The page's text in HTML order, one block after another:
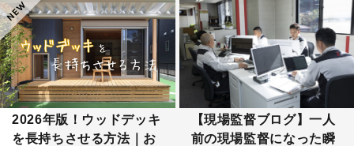
2026年版！ウッドデッキ
を長持ちさせる方法｜お
【現場監督ブログ】一人
前の現場監督になった瞬